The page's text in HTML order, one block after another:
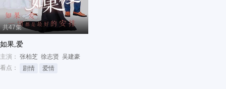
共47集
如果,爱
主演： 张柏芝 徐志贤 吴建豪
看点：
剧情 爱情